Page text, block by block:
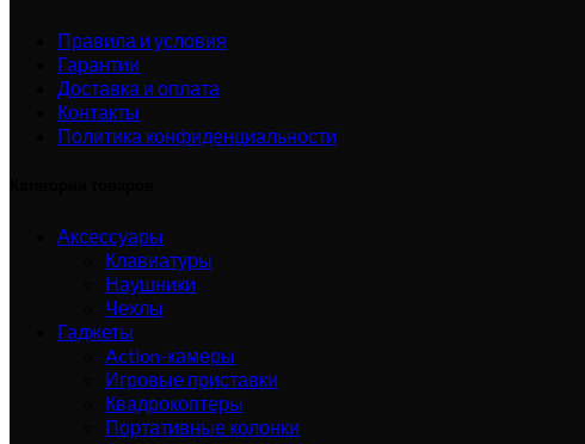
Правила и условия
Гарантии
Доставка и оплата
Контакты
Политика конфиденциальности
Аксессуары
Клавиатуры
Наушники
Чехлы
Гаджеты
Action-камеры
Игровые приставки
Квадрокоптеры
Портативные колонки